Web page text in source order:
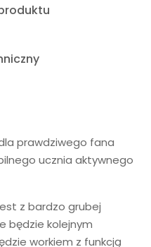
prawdziwego fana
ucznia aktywnego
z bardzo grubej
będzie kolejnym
workiem z funkcją